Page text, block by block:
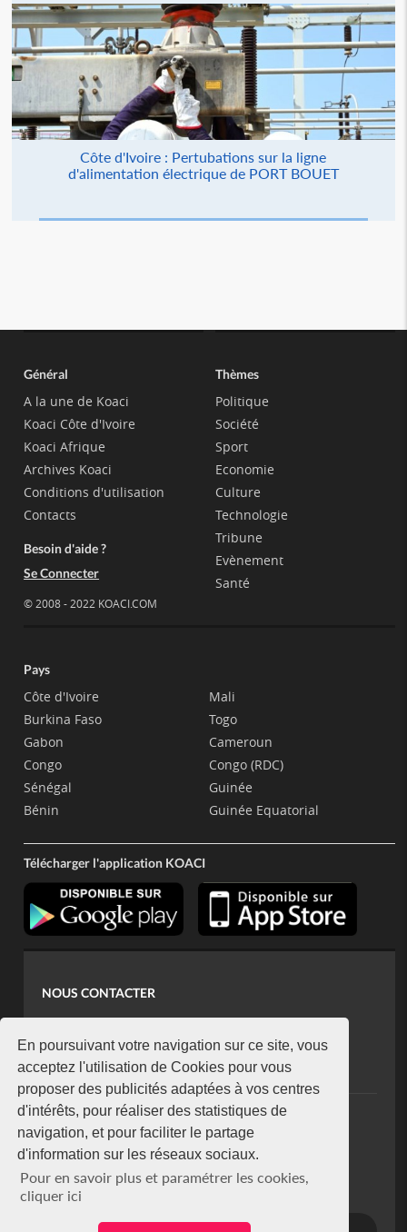
En poursuivant votre navigation sur ce site, vous
acceptez l'utilisation de Cookies pour vous
proposer des publicités adaptées à vos centres
d'intérêts, pour réaliser des statistiques de
navigation, et pour faciliter le partage
d'information sur les réseaux sociaux.
Pour en savoir plus et paramétrer les cookies,
cliquer ici
Côte d'Ivoire : Pertubations sur la ligne
d'alimentation électrique de PORT BOUET
Général
A la une de Koaci
Koaci Côte d'Ivoire
Koaci Afrique
Archives Koaci
Conditions d'utilisation
Contacts
Besoin d'aide ?
Se Connecter
© 2008 - 2022 KOACI.COM
Thèmes
Politique
Société
Sport
Economie
Culture
Technologie
Tribune
Evènement
Santé
Pays
Côte d'Ivoire
Burkina Faso
Gabon
Congo
Sénégal
Bénin
Mali
Togo
Cameroun
Congo (RDC)
Guinée
Guinée Equatorial
Télécharger l'application KOACI
NOUS CONTACTER
koaci@yahoo.fr
+225 07 08 85 52 93
NEWSLETTER
Restez connecté via notre newsletter
S'abonner
Se désabonner